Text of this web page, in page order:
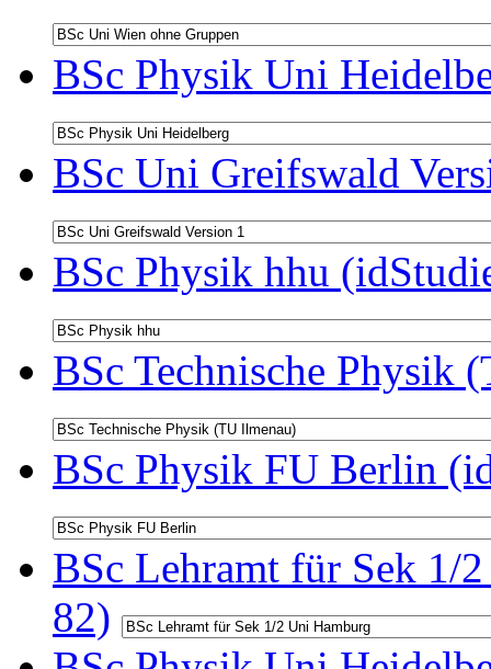
BSc Physik Uni
BSc Uni Greifswald
BSc Physik hhu
BSc Technische Physik
BSc Physik FU Berlin
BSc Lehramt für Sek 1/
82)